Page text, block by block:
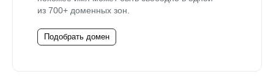
из 700+ доменных зон.
Подобрать домен